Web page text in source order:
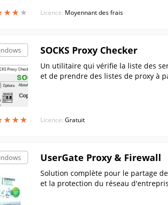
★★ ★
★★ ★ Licence: Moyennant des frais
★★★
★★★
SOCKS Proxy Checker
Un utilitaire qui vérifie la liste des
et de prendre des listes de proxy à
Licence: Gratuit
UserGate Proxy & Firewall
Solution complète pour le partage
et la protection du réseau